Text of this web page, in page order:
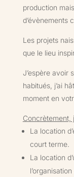
production
d’évènements
Les projets
que le lieu
J’espère avoir
habitués, j’ai
moment en
Concrètement,
La location
court terme.
La location